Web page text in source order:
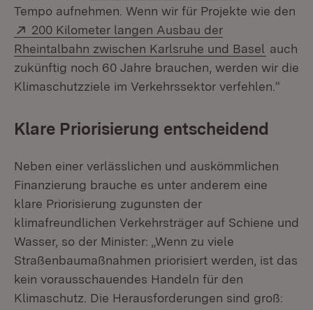
Tempo aufnehmen. Wenn wir für Projekte wie den
Extern:
200 Kilometer langen Ausbau der
Rheintalbahn zwischen Karlsruhe und Basel (Öffnet
auch
zukünftig noch 60 Jahre brauchen, werden wir die
Klimaschutzziele im Verkehrssektor verfehlen.“
Klare Priorisierung entscheidend
Neben einer verlässlichen und auskömmlichen
Finanzierung brauche es unter anderem eine
klare Priorisierung zugunsten der
klimafreundlichen Verkehrsträger auf Schiene und
Wasser, so der Minister: „Wenn zu viele
Straßenbaumaßnahmen priorisiert werden, ist das
kein vorausschauendes Handeln für den
Klimaschutz. Die Herausforderungen sind groß: